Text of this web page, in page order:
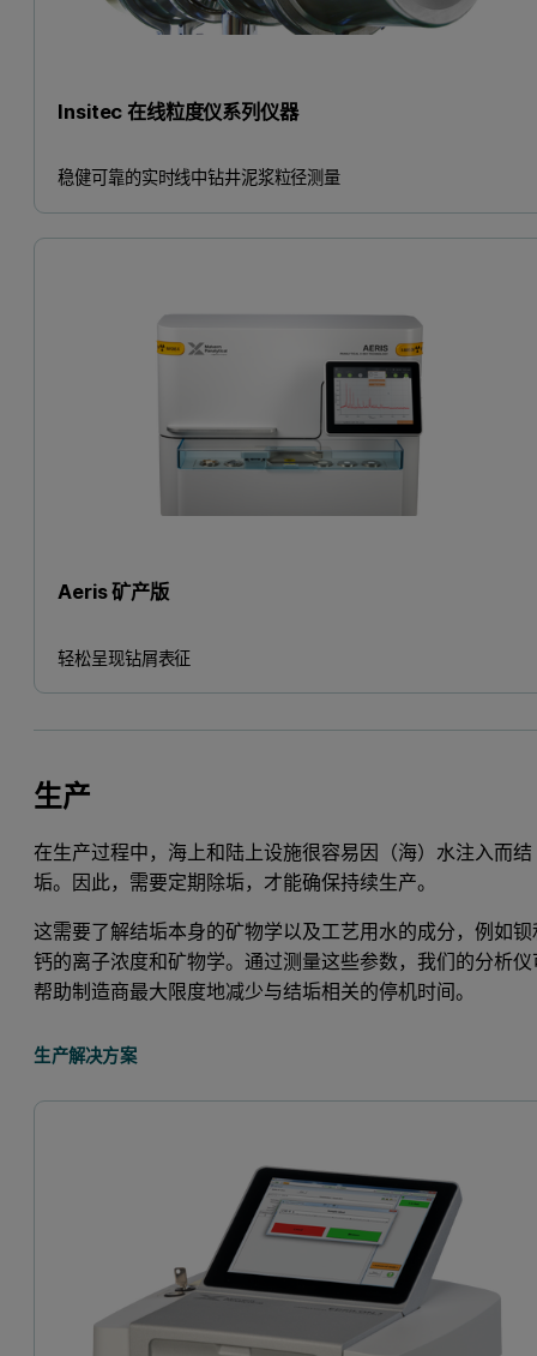
Insitec 在线粒度仪系列仪器
稳健可靠的实时线中钻井泥浆粒径测量
Aeris 矿产版
轻松呈现钻屑表征
生产
在生产过程中，海上和陆上设施很容易因（海）水注入而结
垢。因此，需要定期除垢，才能确保持续生产。
这需要了解结垢本身的矿物学以及工艺用水的成分，例如钡
钙的离子浓度和矿物学。通过测量这些参数，我们的分析仪
帮助制造商最大限度地减少与结垢相关的停机时间。
生产解决方案